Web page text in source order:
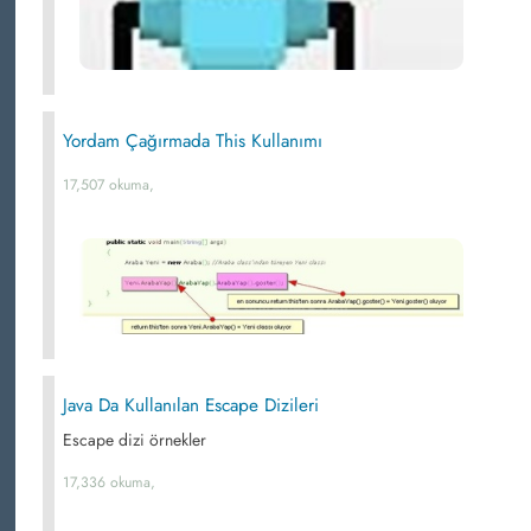
Yordam Çağırmada This Kullanımı
17,507 okuma,
Java Da Kullanılan Escape Dizileri
Escape dizi örnekler
17,336 okuma,